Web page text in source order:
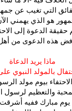
التي تغيب عن
هو الذي يهمني
حقيقة الدعوة إلى
هذه الدعوى من أهل
ماذا يريد الدعاة
بالمولد النبوي
بيوم مولد
والتعظيم لرسول
يوم مبارك ففيه